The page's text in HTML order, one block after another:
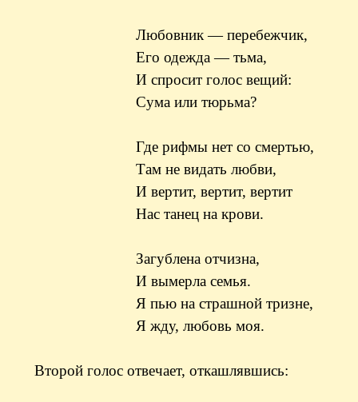
Любовник — перебежчик,
Его одежда — тьма,
И спросит голос вещий:
Сума или тюрьма?
Где рифмы нет со смертью,
Там не видать любви,
И вертит, вертит, вертит
Нас танец на крови.
Загублена отчизна,
И вымерла семья.
Я пью на страшной тризне,
Я жду, любовь моя.
Второй голос отвечает, откашлявшись: